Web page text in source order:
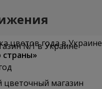
цветов года в Украине
страны»
магазин